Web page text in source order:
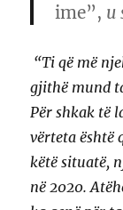
ime”, u
“Ti që më
gjithë mund
Për shkak të
vërteta është
këtë situatë,
në 2020.